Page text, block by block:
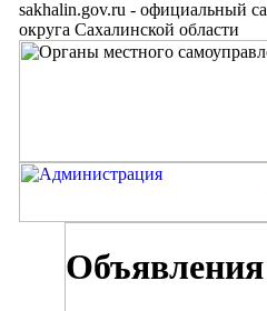
sakhalin.gov.ru - официальный
округа Сахалинской области
Объявления